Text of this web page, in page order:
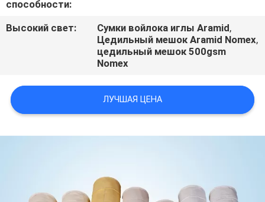
способности:
Высокий свет: Сумки войлока иглы Aramid,
Цедильный мешок Aramid Nomex,
цедильный мешок 500gsm
Nomex
ЛУЧШАЯ ЦЕНА